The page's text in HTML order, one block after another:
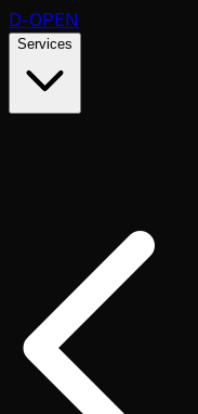
D-OPEN
Services